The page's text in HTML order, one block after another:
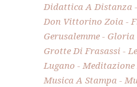
Didattica A Distanza
Don Vittorino Zoia
Gerusalemme
Gloria
Grotte Di Frasassi
Lugano
Meditazione
Musica A Stampa